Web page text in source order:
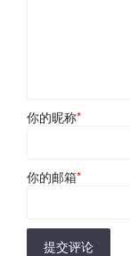
你的昵称*
你的邮箱*
提交评论